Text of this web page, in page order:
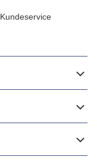
Kundeservice